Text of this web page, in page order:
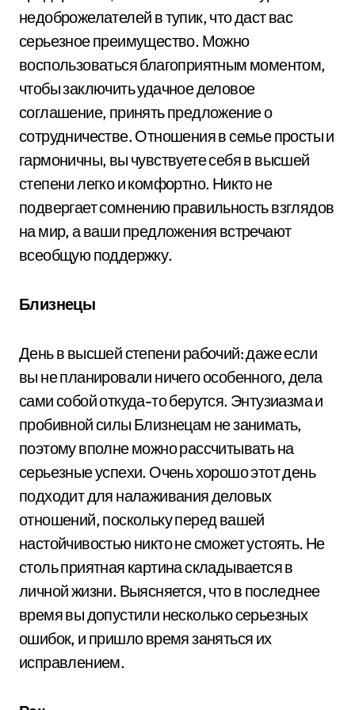
недоброжелателей в тупик, что даст вас
серьезное преимущество. Можно
воспользоваться благоприятным моментом,
чтобы заключить удачное деловое
соглашение, принять предложение о
сотрудничестве. Отношения в семье просты и
гармоничны, вы чувствуете себя в высшей
степени легко и комфортно. Никто не
подвергает сомнению правильность взглядов
на мир, а ваши предложения встречают
всеобщую поддержку.
Близнецы
День в высшей степени рабочий: даже если
вы не планировали ничего особенного, дела
сами собой откуда-то берутся. Энтузиазма и
пробивной силы Близнецам не занимать,
поэтому вполне можно рассчитывать на
серьезные успехи. Очень хорошо этот день
подходит для налаживания деловых
отношений, поскольку перед вашей
настойчивостью никто не сможет устоять. Не
столь приятная картина складывается в
личной жизни. Выясняется, что в последнее
время вы допустили несколько серьезных
ошибок, и пришло время заняться их
исправлением.